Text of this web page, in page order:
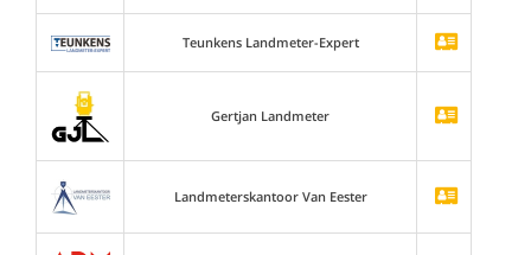
Teunkens Landmeter-Expert
Gertjan Landmeter
Landmeterskantoor Van Eester